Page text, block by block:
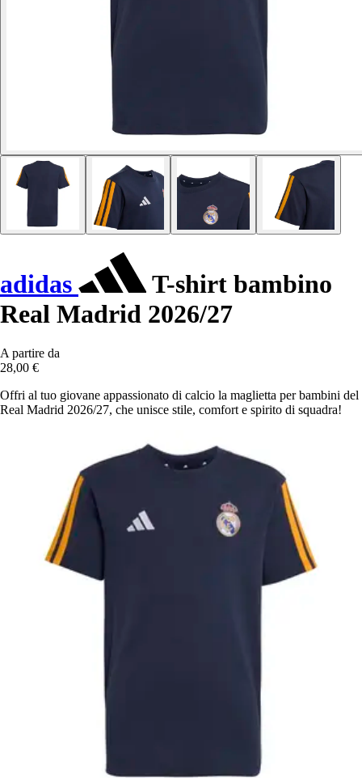
adidas
T-shirt bambino
Real Madrid 2026/27
A partire da
28,00 €
Offri al tuo giovane appassionato di calcio la maglietta per bambini del
Real Madrid 2026/27, che unisce stile, comfort e spirito di squadra!